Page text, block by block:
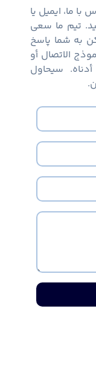
با ما، ایمیل یا
تیم ما سعی
به شما پاسخ
الاتصال أو
أدناه. سيحاول